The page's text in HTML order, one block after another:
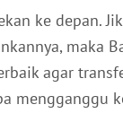
ke depan.
maka
agar
mengganggu